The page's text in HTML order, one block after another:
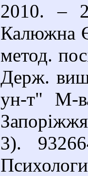
2010. –
Калюжна
метод.
Держ.
ун-т" М-
3).